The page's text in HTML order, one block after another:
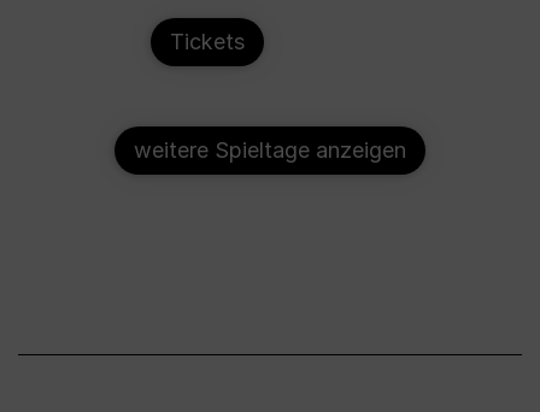
Tickets
weitere Spieltage anzeigen